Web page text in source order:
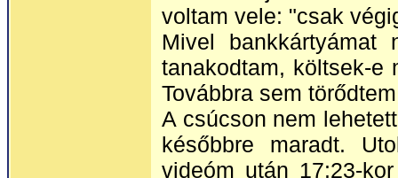
voltam vele: "csak
Mivel bankkártyámat
tanakodtam, költsek-e
Továbbra sem
A csúcson nem
későbbre maradt.
videóm után 17:23-